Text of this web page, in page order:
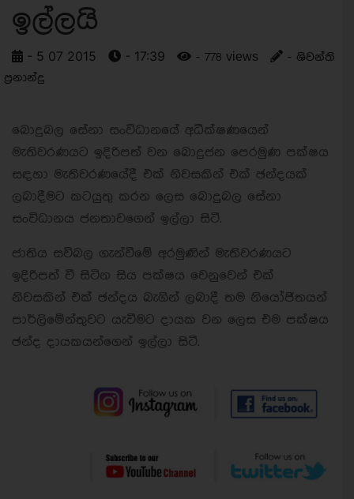
ඉල්ලයි
- 5 07 2015 - 17:39 - 778 views
- ශිවන්ති
ප්‍රනාන්දු
බොදුබල සේනා සංවිධානයේ අධීක්ෂණයෙන්
මැතිවරණයට ඉදිරිපත් වන බොදුජන පෙරමුණ පක්ෂය
සඳහා මැතිවරණයේදී එක් නිවසකින් එක් ඡන්දයක්
ලබාදීමට කටයුතු කරන ලෙස බොදුබල සේනා
සංවිධානය ජනතාවගෙන් ඉල්ලා සිටී.
ජාතිය සවිබල ගැන්වීමේ අරමුණින් මැතිවරණයට
ඉදිරිපත් වී සිටින සිය පක්ෂය වෙනුවෙන් එක්
නිවසකින් එක් ඡන්දය බැගින් ලබාදී තම නියෝජිතයන්
පාර්ලිමේන්තුවට යැවීමට දායක වන ලෙස එම පක්ෂය
ඡන්ද දායකයන්ගෙන් ඉල්ලා සිටී.